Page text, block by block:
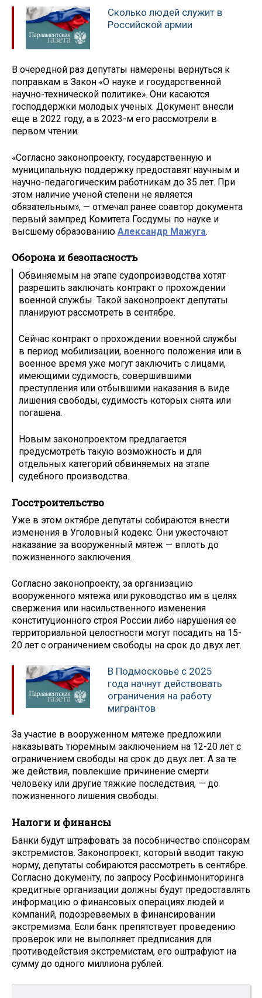
Сколько людей служит в
Российской армии
В очередной раз депутаты намерены вернуться к
поправкам в Закон «О науке и государственной
научно-технической политике». Они касаются
господдержки молодых ученых. Документ внесли
еще в 2022 году, а в 2023-м его рассмотрели в
первом чтении.
«Согласно законопроекту, государственную и
муниципальную поддержку предоставят научным и
научно-педагогическим работникам до 35 лет. При
этом наличие ученой степени не является
обязательным», — отмечал ранее соавтор документа
первый зампред Комитета Госдумы по науке и
высшему образованию Александр Мажуга.
Оборона и безопасность
Обвиняемым на этапе судопроизводства хотят
разрешить заключать контракт о прохождении
военной службы. Такой законопроект депутаты
планируют рассмотреть в сентябре.
Сейчас контракт о прохождении военной службы
в период мобилизации, военного положения или в
военное время уже могут заключить с лицами,
имеющими судимость, совершившими
преступления или отбывшими наказания в виде
лишения свободы, судимость которых снята или
погашена.
Новым законопроектом предлагается
предусмотреть такую возможность и для
отдельных категорий обвиняемых на этапе
судебного производства.
Госстроительство
Уже в этом октябре депутаты собираются внести
изменения в Уголовный кодекс. Они ужесточают
наказание за вооруженный мятеж — вплоть до
пожизненного заключения.
Согласно законопроекту, за организацию
вооруженного мятежа или руководство им в целях
свержения или насильственного изменения
конституционного строя России либо нарушения ее
территориальной целостности могут посадить на 15-
20 лет с ограничением свободы на срок до двух лет.
В Подмосковье с 2025
года начнут действовать
ограничения на работу
мигрантов
За участие в вооруженном мятеже предложили
наказывать тюремным заключением на 12-20 лет с
ограничением свободы на срок до двух лет. А за те
же действия, повлекшие причинение смерти
человеку или другие тяжкие последствия, — до
пожизненного лишения свободы.
Налоги и финансы
Банки будут штрафовать за пособничество спонсорам
экстремистов. Законопроект, который вводит такую
норму, депутаты собираются рассмотреть в сентябре.
Согласно документу, по запросу Росфинмониторинга
кредитные организации должны будут предоставлять
информацию о финансовых операциях людей и
компаний, подозреваемых в финансировании
экстремизма. Если банк препятствует проведению
проверок или не выполняет предписания для
противодействия экстремистам, его оштрафуют на
сумму до одного миллиона рублей.